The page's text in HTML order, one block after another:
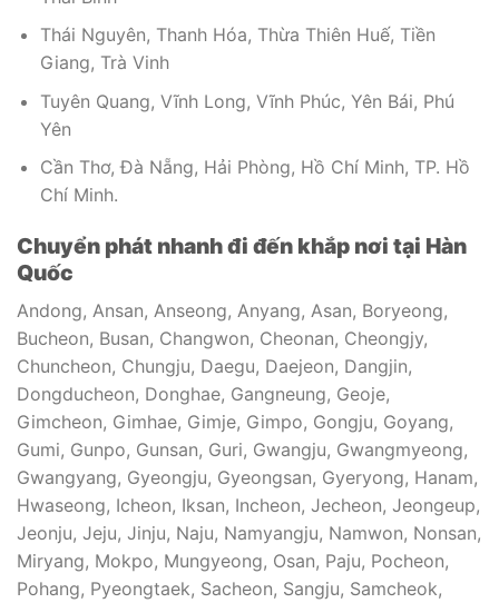
Thái Nguyên, Thanh Hóa, Thừa Thiên Huế, Tiền
Giang, Trà Vinh
Tuyên Quang, Vĩnh Long, Vĩnh Phúc, Yên Bái, Phú
Yên
Cần Thơ, Đà Nẵng, Hải Phòng, Hồ Chí Minh, TP. Hồ
Chí Minh.
Chuyển phát nhanh đi đến khắp nơi tại Hàn
Quốc
Andong, Ansan, Anseong, Anyang, Asan, Boryeong,
Bucheon, Busan, Changwon, Cheonan, Cheongjy,
Chuncheon, Chungju, Daegu, Daejeon, Dangjin,
Dongducheon, Donghae, Gangneung, Geoje,
Gimcheon, Gimhae, Gimje, Gimpo, Gongju, Goyang,
Gumi, Gunpo, Gunsan, Guri, Gwangju, Gwangmyeong,
Gwangyang, Gyeongju, Gyeongsan, Gyeryong, Hanam,
Hwaseong, Icheon, Iksan, Incheon, Jecheon, Jeongeup,
Jeonju, Jeju, Jinju, Naju, Namyangju, Namwon, Nonsan,
Miryang, Mokpo, Mungyeong, Osan, Paju, Pocheon,
Pohang, Pyeongtaek, Sacheon, Sangju, Samcheok,